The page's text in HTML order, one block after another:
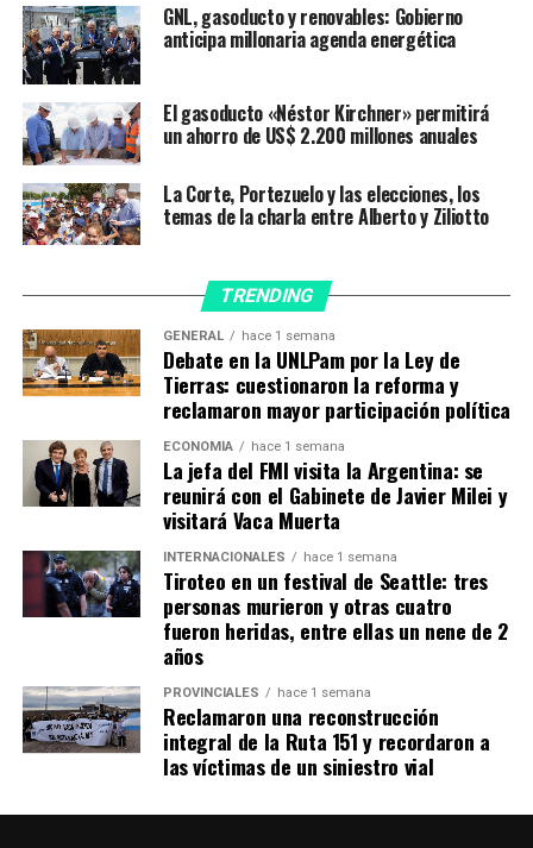
En tanto, el Presidente consideró que la aprobación del
proyecto de ley que impone una alícuota a la renta
inesperada a las empresas favorecidas por el incremento
extraordinario de sus ganancias«no es una obligación
del Frente de Todos sino de todos los diputados y
senadores», en un debate similar al que dieron países
como Gran Bretaña, Italia o Estados Unidos.
«Lo que necesitamos es que en una situación tan
ingrata unos pocos no ganen tanto en desmedro de
las inmensas mayorías. Hemos venido a poner
igualdad y a construir justicia social»,
Presidente al encabezar el acto de presentación del
proyecto en el Museo del Bicentenario de Casa de
TEMAS RELACIONADOS:
ALBERTO FERNADEZ
GANANCIAS MAYORES
MARTIN GUZMÁN
A CONTINUACIÓN
Según el peritaje psiquiátrico, Villa tiene una
personalidad normal y puede declarar
Detectan 30 conductores alcoholizados durante el fin
de semana
GNL, gasoducto y renovables: Gobierno
anticipa millonaria agenda energética
El gasoducto «Néstor Kirchner» permitirá
un ahorro de US$ 2.200 millones anuales
La Corte, Portezuelo y las elecciones, los
temas de la charla entre Alberto y Ziliotto
TRENDING
GENERAL hace 1 semana
Debate en la UNLPam por la Ley de
Tierras: cuestionaron la reforma y
reclamaron mayor participación política
ECONOMÍA hace 1 semana
La jefa del FMI visita la Argentina: se
reunirá con el Gabinete de Javier Milei y
visitará Vaca Muerta
INTERNACIONALES hace 1 semana
Tiroteo en un festival de Seattle: tres
personas murieron y otras cuatro
fueron heridas, entre ellas un nene de 2
años
PROVINCIALES hace 1 semana
Reclamaron una reconstrucción
integral de la Ruta 151 y recordaron a
las víctimas de un siniestro vial